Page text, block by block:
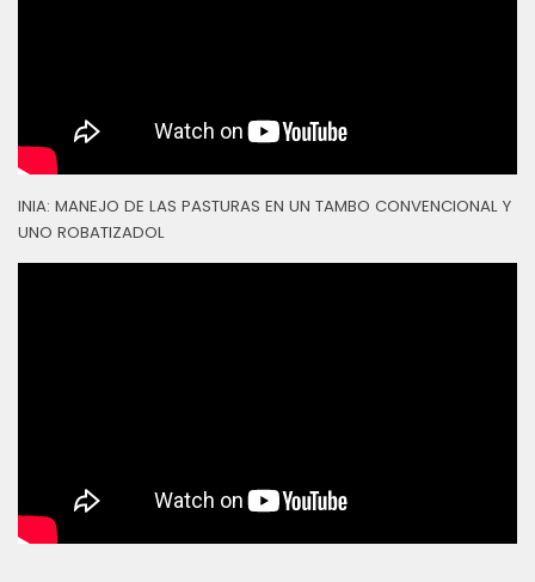
INIA: MANEJO DE LAS PASTURAS EN UN TAMBO CONVENCIONAL Y
UNO ROBATIZADOL